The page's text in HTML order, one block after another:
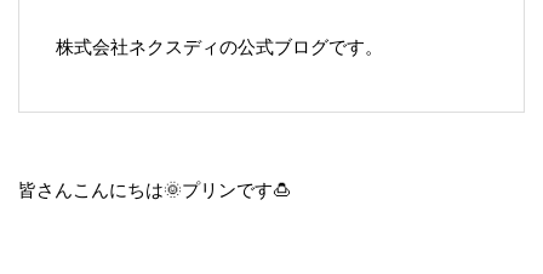
株式会社ネクスディの公式ブログです。
皆さんこんにちは🌞プリンです🍮